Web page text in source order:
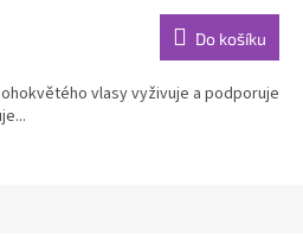
Do košíku
vlasy vyživuje a podporuje